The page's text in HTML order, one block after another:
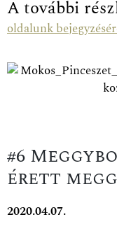
A további
oldalunk
#6
érett
2020.04.07.